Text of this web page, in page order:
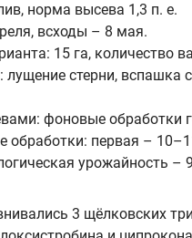
норма высева 1,3 п. е.
всходы – 8 мая.
15 га, количество
лущение стерни,
фоновые обработки
обработки: первая –
урожайность –
3 щёлковских